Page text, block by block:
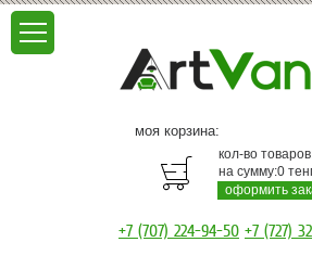
моя корзина:
кол-во
на сумму:0
оформить
+7 (707) 224-94-50 +7 (727)